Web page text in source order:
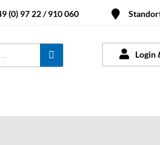
(0) 97 22 / 910 060
Login